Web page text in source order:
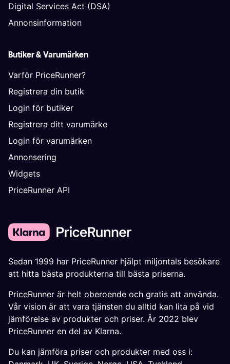
Digital Services Act (DSA)
Annonsinformation
Butiker & Varumärken
Varför PriceRunner?
Registrera din butik
Login för butiker
Registrera ditt varumärke
Login för varumärken
Annonsering
Widgets
PriceRunner API
Sedan 1999 har PriceRunner hjälpt miljontals besökare
att hitta bästa produkterna till bästa priserna.
PriceRunner är helt oberoende och gratis att använda.
Vår vision är att vara tjänsten du alltid kan lita på vid
jämförelse av produkter och priser. År 2022 blev
PriceRunner en del av Klarna.
Du kan jämföra priser och produkter med oss i: